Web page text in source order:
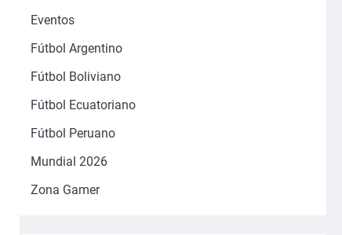
Eventos
Fútbol Argentino
Fútbol Boliviano
Fútbol Ecuatoriano
Fútbol Peruano
Mundial 2026
Zona Gamer